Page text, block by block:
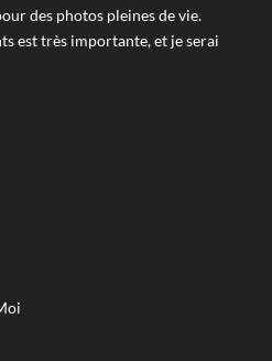
des photos pleines de vie.
est très importante, et je serai